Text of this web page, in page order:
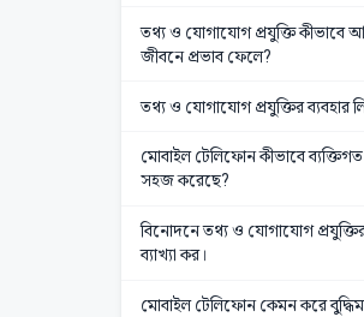
তথ্য ও যোগাযোগ প্রযুক্তি কীভাবে
জীবনে প্রভাব ফেলে?
তথ্য ও যোগাযোগ প্রযুক্তির ব্যবহার
মোবাইল টেলিফোন কীভাবে
সহজ করেছে?
বিনোদনে তথ্য ও যোগাযোগ
ব্যাখ্যা কর।
মোবাইল টেলিফোন কেমন করে